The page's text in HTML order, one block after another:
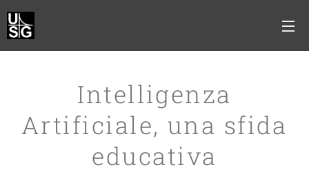
Intelligenza
Artificiale, una sfida
educativa